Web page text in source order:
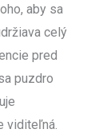
aby sa
celý
pred
puzdro
viditeľná.